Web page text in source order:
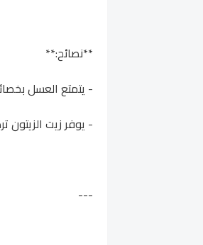
**نصائح:**
- يتمتع العسل
- يوفر زيت الزيتون
---